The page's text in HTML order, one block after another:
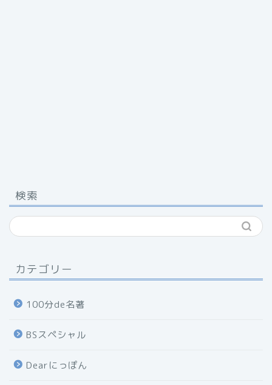
検索
カテゴリー
100分de名著
BSスペシャル
Dearにっぽん